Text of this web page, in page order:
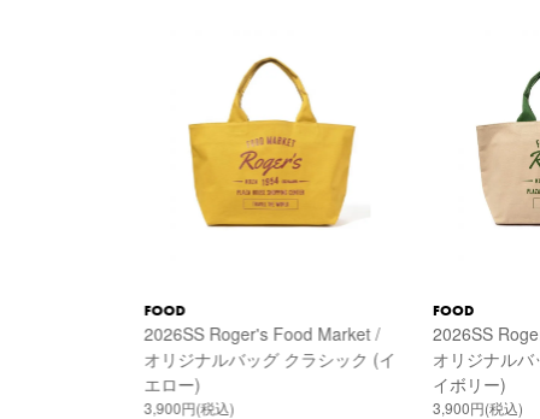
FOOD
2026SS Roger's Food Market /
オリジナルバッグ クラシック (イ
エロー)
3,900円(税込)
FOOD
2026SS
オリジナル
イボリー)
3,900円(税込)